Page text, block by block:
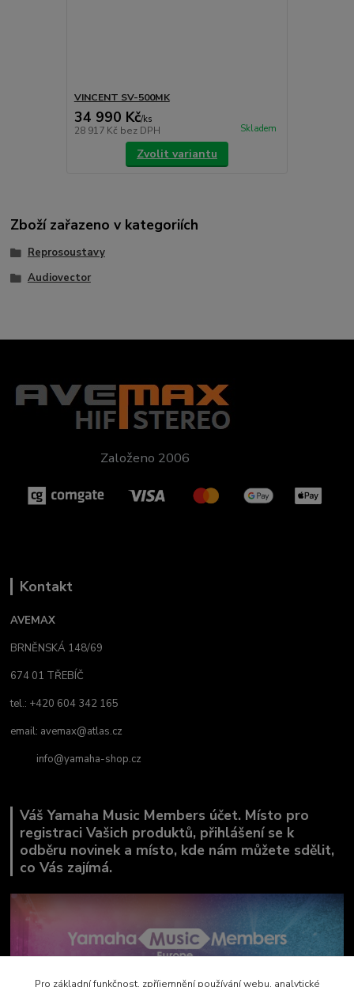
VINCENT SV-500MK
34 990 Kč/ks
28 917 Kč bez DPH Skladem
Zvolit variantu
Zboží zařazeno v kategoriích
Reprosoustavy
Audiovector
Založeno 2006
Kontakt
AVEMAX
BRNĚNSKÁ 148/69
674 01 TŘEBÍČ
tel.: +420 604 342 165
email: avemax@atlas.cz
info@yamaha-shop.cz
Váš Yamaha Music Members účet. Místo pro
registraci Vašich produktů, přihlášení se k
odběru novinek a místo, kde nám můžete sdělit,
co Vás zajímá.
Pro základní funkčnost, zpříjemnění používání webu, analytické